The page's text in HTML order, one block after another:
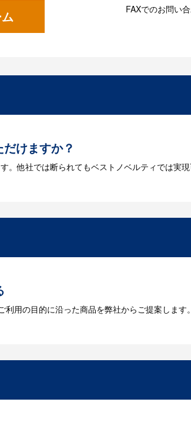
FAXでのお問い
けますか？
。他社では断られてもベストノベルティでは実
用の目的に沿った商品を弊社からご提案します。
書をお送りします。